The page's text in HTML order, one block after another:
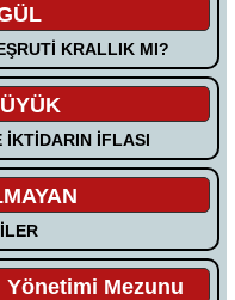
KRALLIK MI?
İKTİDARIN İFLASI
Yönetimi Mezunu